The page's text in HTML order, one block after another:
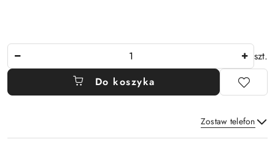
szt.
Do koszyka
Zostaw telefon